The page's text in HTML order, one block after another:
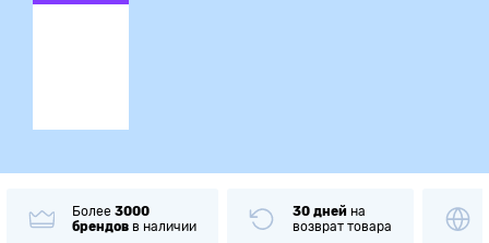
Более 3000
брендов в наличии
30 дней на
возврат товара